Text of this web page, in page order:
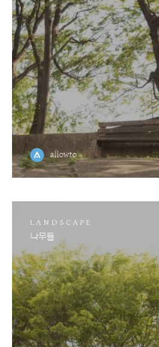
allowto
LANDSCAPE
나무들